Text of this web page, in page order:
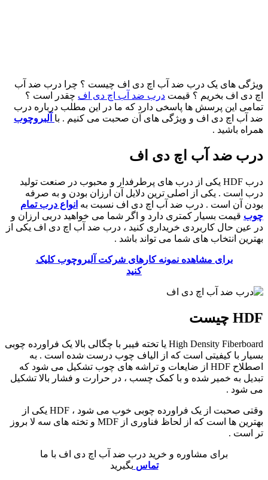
ویژگی های یک درب ضد آب اچ دی اف چیست ؟ چرا درب ضد آب
اچ دی اف بخریم ؟ قیمت درب ضد آب اچ دی اف چقدر است ؟
تمامی این پرسش ها پاسخی دارد که ما در این مطلب درباره درب
ضد آب اچ دی اف و ویژگی های آن صحبت می کنیم . با آلبروچوب
همراه باشید .
درب ضد آب اچ دی اف
درب HDF یکی از درب های پرطرفدار و محبوب در صنعت تولید
درب است . یکی از اصلی ترین دلایل آن ارزان بودن و به صرفه
بودن آن است . درب ضد آب اچ دی اف نسبت به انواع درب تمام
چوب قیمت بسیار کمتری دارد و اگر شما می خواهید دربی ارزان و
در عین حال کاربردی خریداری کنید ، درب ضد آب اچ دی اف یکی از
بهترین انتخاب های شما می تواند باشد .
برای مشاهده نمونه کارهای شرکت آلبروچوب کلیک
کنید
HDF چیست
High Density Fiberboard یا تخته فیبر با چگالی بالا یک فراورده چوبی
بسیار با کیفیتی است که از الیاف چوب درست شده است . به
اصطلاح HDF از ضایعات و تراشه های چوب تشکیل می شود که
تبدیل به خمیر شده و با کمک چسب ، در حرارت و فشار بالا تشکیل
می شود .
وقتی صحبت از یک فراورده چوبی خوب می شود ، HDF یکی از
بهترین ها است که از لحاظ فناوری از MDF و تخته های سه لا بروز
تر است .
برای مشاوره و خرید درب ضد آب اچ دی اف با ما
تماس بگیرید